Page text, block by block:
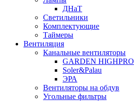
ДНаТ
Светильники
Комплектующие
Таймеры
Вентиляция
Канальные вентиляторы
GARDEN HIGHPRO
Soler&Palau
ЭРА
Вентиляторы на обдув
Угольные фильтры